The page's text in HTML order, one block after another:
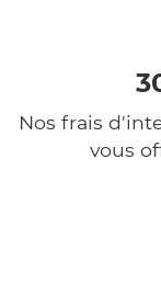
Nos frais
vous